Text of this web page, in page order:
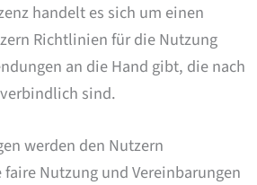
handelt es sich um einen
Richtlinien für die Nutzung
an die Hand gibt, die nach
sind.
werden den Nutzern
Nutzung und Vereinbarungen